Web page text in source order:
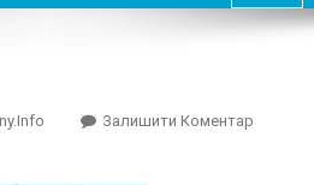
Залишити КоментарOn